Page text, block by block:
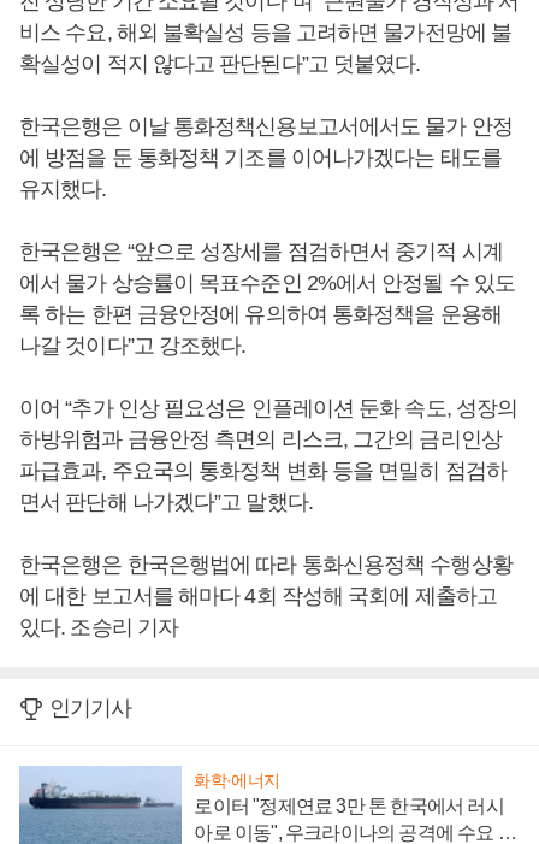
비스 수요, 해외 불확실성 등을 고려하면 물가전망에 불
확실성이 적지 않다고 판단된다”고 덧붙였다.
한국은행은 이날 통화정책신용보고서에서도 물가 안정
에 방점을 둔 통화정책 기조를 이어나가겠다는 태도를
유지했다.
한국은행은 “앞으로 성장세를 점검하면서 중기적 시계
에서 물가 상승률이 목표수준인 2%에서 안정될 수 있도
록 하는 한편 금융안정에 유의하여 통화정책을 운용해
나갈 것이다”고 강조했다.
이어 “추가 인상 필요성은 인플레이션 둔화 속도, 성장의
하방위험과 금융안정 측면의 리스크, 그간의 금리인상
파급효과, 주요국의 통화정책 변화 등을 면밀히 점검하
면서 판단해 나가겠다”고 말했다.
한국은행은 한국은행법에 따라 통화신용정책 수행상황
에 대한 보고서를 해마다 4회 작성해 국회에 제출하고
있다. 조승리 기자
인기기사
화학·에너지
로이터 "정제연료 3만 톤 한국에서 러시
아로 이동", 우크라이나의 공격에 수요 늘